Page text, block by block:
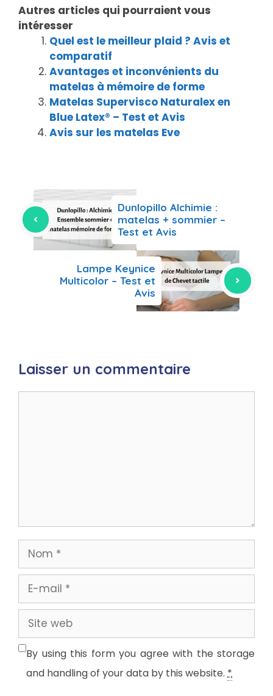
Autres articles qui pourraient vous
intéresser
Quel est le meilleur plaid ? Avis et
comparatif
Avantages et inconvénients du
matelas à mémoire de forme
Matelas Supervisco Naturalex en
Blue Latex® – Test et Avis
Avis sur les matelas Eve
Dunlopillo Alchimie :
matelas + sommier –
Test et Avis
Lampe Keynice
Multicolor – Test et
Avis
Laisser un commentaire
Nom
mail
Site
web
By using this form you agree with the storage
and handling of your data by this website. *